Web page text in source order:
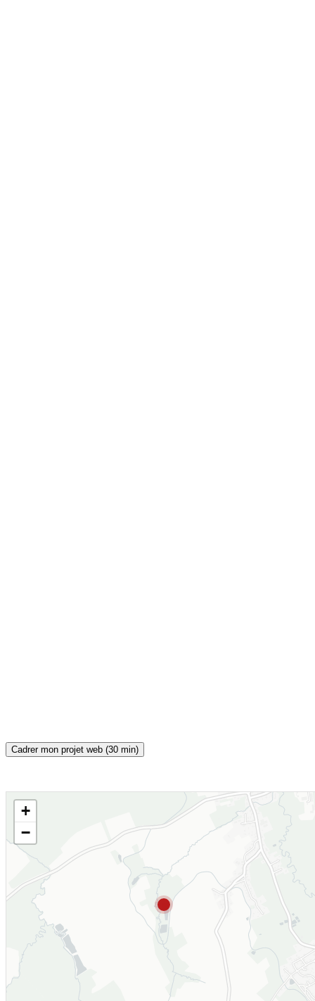
Cadrer mon projet web (30 min)
CARTE INTERACTIVE
+
−